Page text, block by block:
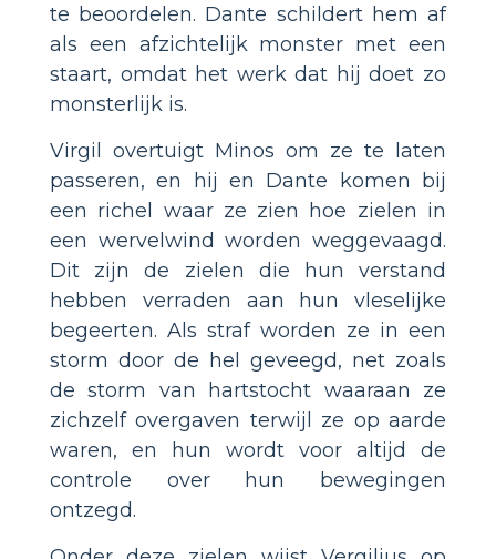
te beoordelen. Dante schildert hem af
als een afzichtelijk monster met een
staart, omdat het werk dat hij doet zo
monsterlijk is.
Virgil overtuigt Minos om ze te laten
passeren, en hij en Dante komen bij
een richel waar ze zien hoe zielen in
een wervelwind worden weggevaagd.
Dit zijn de zielen die hun verstand
hebben verraden aan hun vleselijke
begeerten. Als straf worden ze in een
storm door de hel geveegd, net zoals
de storm van hartstocht waaraan ze
zichzelf overgaven terwijl ze op aarde
waren, en hun wordt voor altijd de
controle over hun bewegingen
ontzegd.